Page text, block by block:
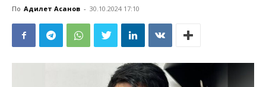
По Адилет Асанов - 30.10.2024 17:10